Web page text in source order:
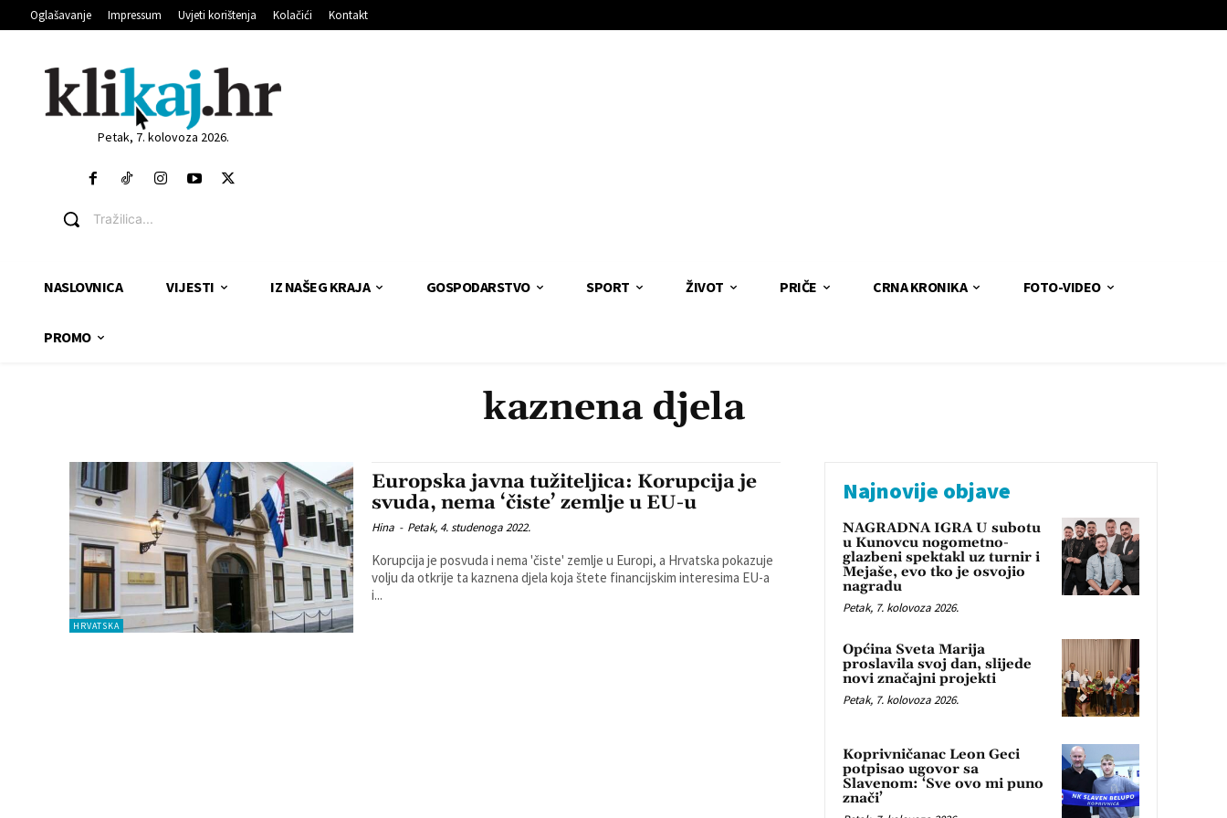
Oglašavanje Impressum Uvjeti korištenja Kolačići Kontakt
Petak, 7. kolovoza 2026.
Tražilica...
NASLOVNICA VIJESTI IZ NAŠEG KRAJA GOSPODARSTVO SPORT ŽIVOT PRIČE CRNA KRONIKA FOTO-VIDEO
PROMO
kaznena djela
HRVATSKA
Europska javna tužiteljica: Korupcija je
svuda, nema ‘čiste’ zemlje u EU-u
Hina - Petak, 4. studenoga 2022.
Korupcija je posvuda i nema 'čiste' zemlje u Europi, a Hrvatska pokazuje
volju da otkrije ta kaznena djela koja štete financijskim interesima EU-a
i...
Najnovije objave
NAGRADNA IGRA U subotu
u Kunovcu nogometno-
glazbeni spektakl uz turnir i
Mejaše, evo tko je osvojio
nagradu
Petak, 7. kolovoza 2026.
Općina Sveta Marija
proslavila svoj dan, slijede
novi značajni projekti
Petak, 7. kolovoza 2026.
Koprivničanac Leon Geci
potpisao ugovor sa
Slavenom: ‘Sve ovo mi puno
znači’